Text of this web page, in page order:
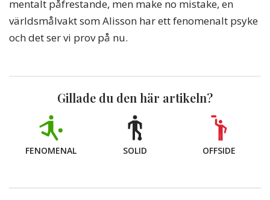
mentalt påfrestande, men make no mistake, en
världsmålvakt som Alisson har ett fenomenalt psyke
och det ser vi prov på nu.
Gillade du den här artikeln?
FENOMENAL SOLID OFFSIDE